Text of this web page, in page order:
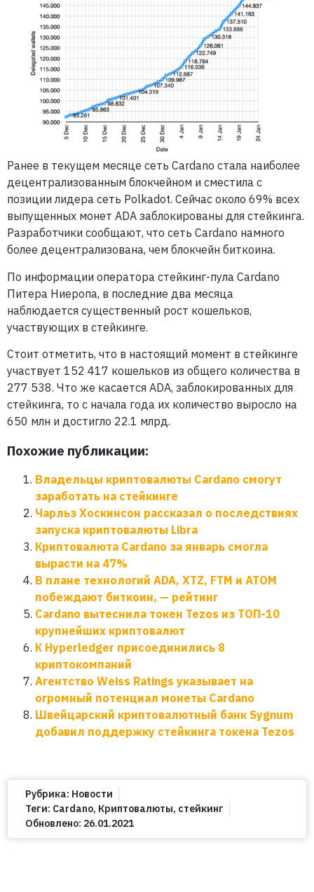
Ранее в текущем месяце сеть Cardano стала наиболее
децентрализованным блокчейном и сместила с
позиции лидера сеть Polkadot. Сейчас около 69% всех
выпущенных монет ADA заблокированы для стейкинга.
Разработчики сообщают, что сеть Cardano намного
более децентрализована, чем блокчейн биткоина.
По информации оператора стейкинг-пула Cardano
Питера Ниеропа, в последние два месяца
наблюдается существенный рост кошельков,
участвующих в стейкинге.
Стоит отметить, что в настоящий момент в стейкинге
участвует 152 417 кошельков из общего количества в
277 538. Что же касается ADA, заблокированных для
стейкинга, то с начала года их количество выросло на
650 млн и достигло 22.1 млрд.
Похожие публикации:
Владельцы криптовалюты Cardano смогут
заработать на стейкинге
Чарльз Хоскинсон рассказал о последствиях
запуска криптовалюты Libra
Криптовалюта Cardano за январь смогла
вырасти на 47%
В плане технологий ADA, XTZ, FTM и ATOM
побеждают биткоин, — рейтинг
Cardano вытеснила токен Tezos из ТОП-10
крупнейших криптовалют
К Hyperledger присоединились 8
криптокомпаний
Агентство Weiss Ratings указывает на
огромный потенциал монеты Cardano
Швейцарский криптовалютный банк Sygnum
добавил поддержку стейкинга токена Tezos
Рубрика: Новости
Теги: Cardano, Криптовалюты, стейкинг
Обновлено: 26.01.2021